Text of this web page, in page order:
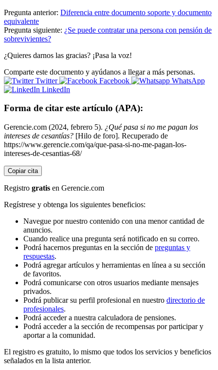
Pregunta anterior: Diferencia entre documento soporte y documento
equivalente
Pregunta siguiente: ¿Se puede contratar una persona con pensión de
sobrevivientes?
¿Quieres darnos las gracias? ¡Pasa la voz!
Comparte este documento y ayúdanos a llegar a más personas.
Twitter
Facebook
WhatsApp
LinkedIn
Forma de citar este artículo (APA):
Gerencie.com (2024, febrero 5). ¿Qué pasa si no me pagan los
intereses de cesantías? [Hilo de foro]. Recuperado de
https://www.gerencie.com/qa/que-pasa-si-no-me-pagan-los-
intereses-de-cesantias-68/
Copiar cita
Registro gratis en Gerencie.com
Regístrese y obtenga los siguientes beneficios:
Navegue por nuestro contenido con una menor cantidad de
anuncios.
Cuando realice una pregunta será notificado en su correo.
Podrá hacernos preguntas en la sección de preguntas y
respuestas.
Podrá agregar artículos y herramientas en línea a su sección
de favoritos.
Podrá comunicarse con otros usuarios mediante mensajes
privados.
Podrá publicar su perfil profesional en nuestro directorio de
profesionales.
Podrá acceder a nuestra calculadora de pensiones.
Podrá acceder a la sección de recompensas por participar y
aportar a la comunidad.
El registro es gratuito, lo mismo que todos los servicios y beneficios
señalados en la lista anterior.